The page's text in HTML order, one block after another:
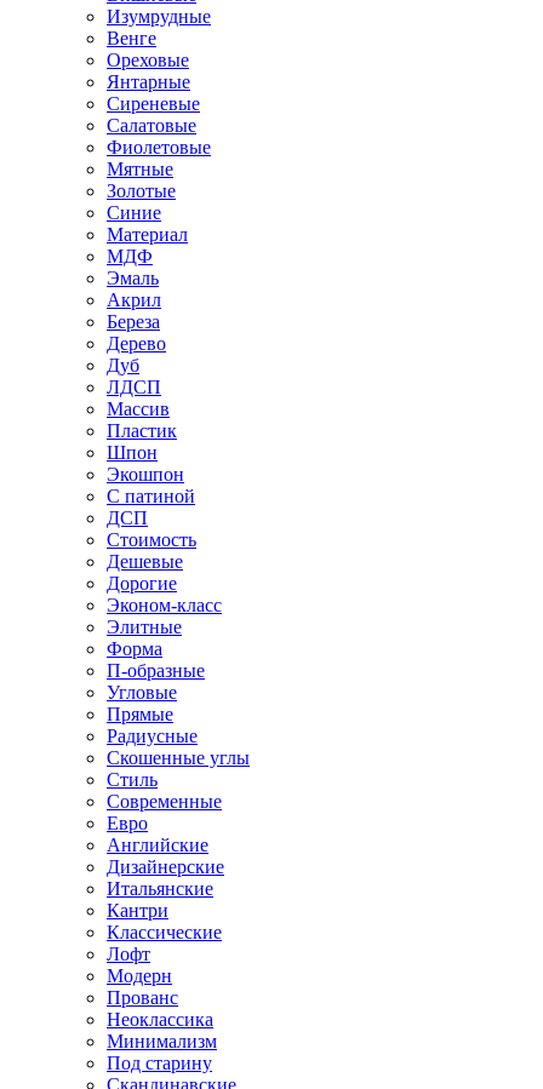
Изумрудные
Венге
Ореховые
Янтарные
Сиреневые
Салатовые
Фиолетовые
Мятные
Золотые
Синие
Материал
МДФ
Эмаль
Акрил
Береза
Дерево
Дуб
ЛДСП
Массив
Пластик
Шпон
Экошпон
С патиной
ДСП
Стоимость
Дешевые
Дорогие
Эконом-класс
Элитные
Форма
П-образные
Угловые
Прямые
Радиусные
Скошенные углы
Стиль
Современные
Евро
Английские
Дизайнерские
Итальянские
Кантри
Классические
Лофт
Модерн
Прованс
Неоклассика
Минимализм
Под старину
Скандинавские